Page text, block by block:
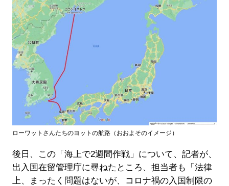
ローワットさんたちのヨットの航路（おおよそのイメージ）
後日、この「海上で2週間作戦」について、記者が、
出入国在留管理庁に尋ねたところ、担当者も「法律
上、まったく問題はないが、コロナ禍の入国制限の